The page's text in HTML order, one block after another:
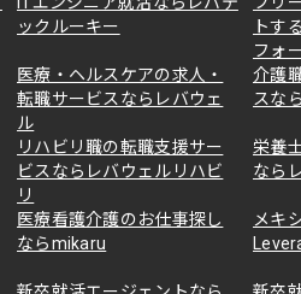
ックルーキー
トす
フォ
医療・ヘルスケアの求人・
転職サービスならレバウェ
ル
介護
スな
リハビリ職の転職支援サー
ビスならレバウェルリハビ
リ
栄養
なら
医療看護介護のお仕事探し
ならmikaru
メキ